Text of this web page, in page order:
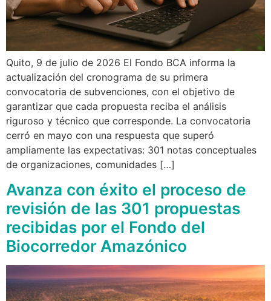
Quito, 9 de julio de 2026 El Fondo BCA informa la
actualización del cronograma de su primera
convocatoria de subvenciones, con el objetivo de
garantizar que cada propuesta reciba el análisis
riguroso y técnico que corresponde. La convocatoria
cerró en mayo con una respuesta que superó
ampliamente las expectativas: 301 notas conceptuales
de organizaciones, comunidades […]
Avanza con éxito el proceso de
revisión de las 301 propuestas
recibidas por el Fondo del
Biocorredor Amazónico